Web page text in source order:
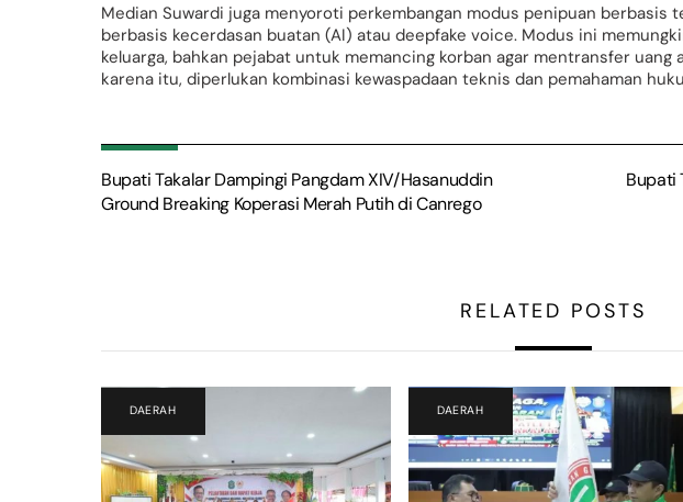
Median Suwardi juga menyoroti perkembangan modus penipuan berbasis
berbasis kecerdasan buatan (AI) atau deepfake voice. Modus ini
keluarga, bahkan pejabat untuk memancing korban agar mentransfer
karena itu, diperlukan kombinasi kewaspadaan teknis dan pemahaman
Bupati Takalar Dampingi Pangdam XIV/Hasanuddin
Ground Breaking Koperasi Merah Putih di Canrego
Bupati
RELATED POSTS
DAERAH DAERAH